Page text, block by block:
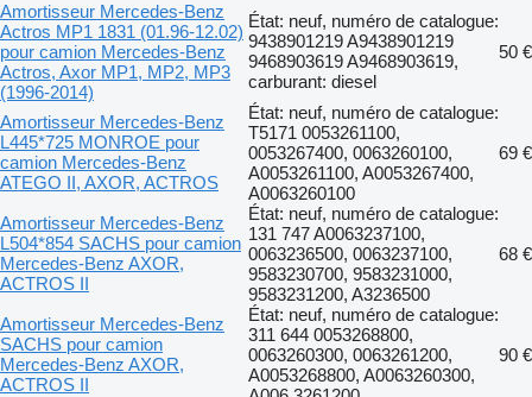
Amortisseur Mercedes-Benz
Actros MP1 1831 (01.96-12.02)
pour camion Mercedes-Benz
Actros, Axor MP1, MP2, MP3
(1996-2014)
État: neuf, numéro de catalogue:
9438901219 A9438901219
9468903619 A9468903619,
carburant: diesel
50 €
Amortisseur Mercedes-Benz
L445*725 MONROE pour
camion Mercedes-Benz
ATEGO II, AXOR, ACTROS
État: neuf, numéro de catalogue:
T5171 0053261100,
0053267400, 0063260100,
A0053261100, A0053267400,
A0063260100
69 €
Amortisseur Mercedes-Benz
L504*854 SACHS pour camion
Mercedes-Benz AXOR,
ACTROS II
État: neuf, numéro de catalogue:
131 747 A0063237100,
0063236500, 0063237100,
9583230700, 9583231000,
9583231200, A3236500
68 €
Amortisseur Mercedes-Benz
SACHS pour camion
Mercedes-Benz AXOR,
ACTROS II
État: neuf, numéro de catalogue:
311 644 0053268800,
0063260300, 0063261200,
A0053268800, A0063260300,
90 €